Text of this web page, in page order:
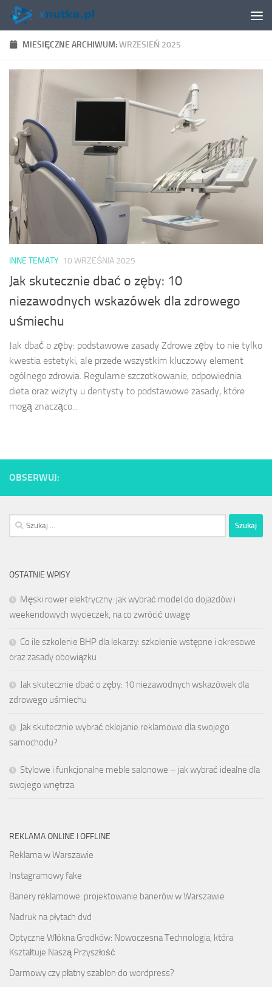
Skip to content
MIESIĘCZNE ARCHIWUM:WRZESIEŃ 2025
INNE TEMATY 10 WRZEŚNIA 2025
Jak skutecznie dbać o zęby: 10
niezawodnych wskazówek dla zdrowego
uśmiechu
Jak dbać o zęby: podstawowe zasady Zdrowe zęby to nie tylko
kwestia estetyki, ale przede wszystkim kluczowy element
ogólnego zdrowia. Regularne szczotkowanie, odpowiednia
dieta oraz wizyty u dentysty to podstawowe zasady, które
mogą znacząco...
OBSERWUJ:
Szukaj:
OSTATNIE WPISY
Męski rower elektryczny: jak wybrać model do dojazdów i
weekendowych wycieczek, na co zwrócić uwagę
Co ile szkolenie BHP dla lekarzy: szkolenie wstępne i okresowe
oraz zasady obowiązku
Jak skutecznie dbać o zęby: 10 niezawodnych wskazówek dla
zdrowego uśmiechu
Jak skutecznie wybrać oklejanie reklamowe dla swojego
samochodu?
Stylowe i funkcjonalne meble salonowe – jak wybrać idealne dla
swojego wnętrza
REKLAMA ONLINE I OFFLINE
Reklama w Warszawie
Instagramowy fake
Banery reklamowe: projektowanie banerów w Warszawie
Nadruk na płytach dvd
Optyczne Włókna Grodków: Nowoczesna Technologia, która
Kształtuje Naszą Przyszłość
Darmowy czy płatny szablon do wordpress?